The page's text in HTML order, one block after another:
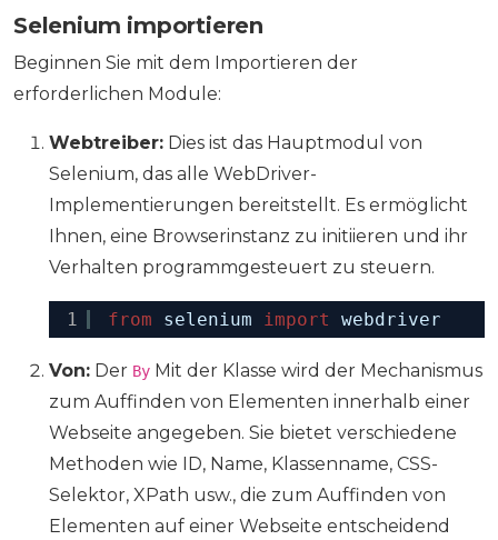
Selenium importieren
Beginnen Sie mit dem Importieren der
erforderlichen Module:
Webtreiber: Dies ist das Hauptmodul von
Selenium, das alle WebDriver-
Implementierungen bereitstellt. Es ermöglicht
Ihnen, eine Browserinstanz zu initiieren und ihr
Verhalten programmgesteuert zu steuern.
1 from selenium import webdriver
Von: Der By Mit der Klasse wird der Mechanismus
zum Auffinden von Elementen innerhalb einer
Webseite angegeben. Sie bietet verschiedene
Methoden wie ID, Name, Klassenname, CSS-
Selektor, XPath usw., die zum Auffinden von
Elementen auf einer Webseite entscheidend